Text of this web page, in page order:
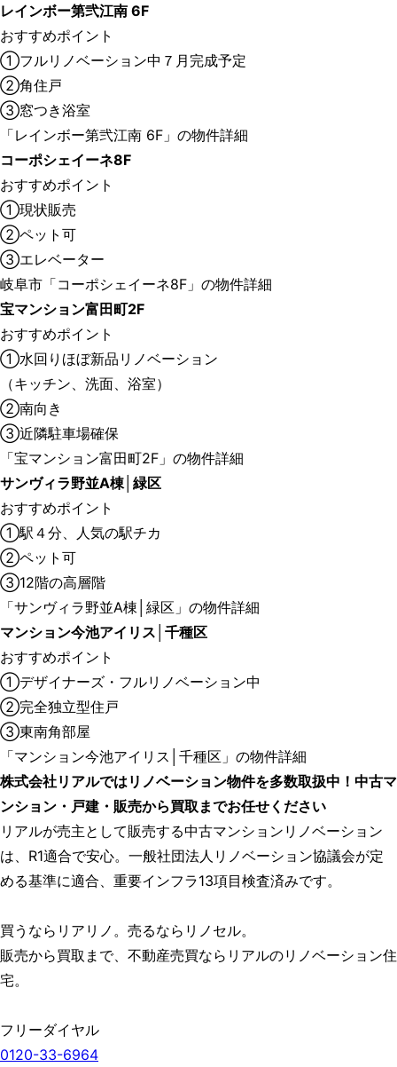
レインボー第弐江南 6F
おすすめポイント
①フルリノベーション中７月完成予定
②角住戸
③窓つき浴室
「レインボー第弐江南 6F」の物件詳細
コーポシェイーネ8F
おすすめポイント
①現状販売
②ペット可
③エレベーター
岐阜市「コーポシェイーネ8F」の物件詳細
宝マンション富田町2F
おすすめポイント
①水回りほぼ新品リノベーション
（キッチン、洗面、浴室）
②南向き
③近隣駐車場確保
「宝マンション富田町2F」の物件詳細
サンヴィラ野並A棟│緑区
おすすめポイント
①駅４分、人気の駅チカ
②ペット可
③12階の高層階
「サンヴィラ野並A棟│緑区」の物件詳細
マンション今池アイリス│千種区
おすすめポイント
①デザイナーズ・フルリノベーション中
②完全独立型住戸
③東南角部屋
「マンション今池アイリス│千種区」の物件詳細
株式会社リアルではリノベーション物件を多数取扱中！中古マ
ンション・戸建・販売から買取までお任せください
リアルが売主として販売する中古マンションリノベーション
は、R1適合で安心。一般社団法人リノベーション協議会が定
める基準に適合、重要インフラ13項目検査済みです。
買うならリアリノ。売るならリノセル。
販売から買取まで、不動産売買ならリアルのリノベーション住
宅。
フリーダイヤル
0120-33-6964